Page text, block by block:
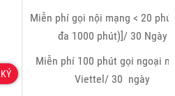
Miễn phí gọi nội mạng < 20
đa 1000 phút)]/ 30 Ngày
Miễn phí 100 phút gọi ngoại
Viettel/ 30 ngày